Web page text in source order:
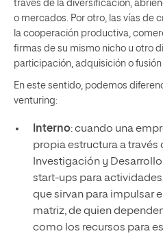
través de la diversificación,
o mercados. Por otro, las vías de
la cooperación productiva,
firmas de su mismo nicho u otro
participación, adquisición o
En este sentido, podemos
venturing:
Interno: cuando una
propia estructura a
Investigación y
start-ups para
que sirvan para impulsar
matriz, de quien
como los recursos para